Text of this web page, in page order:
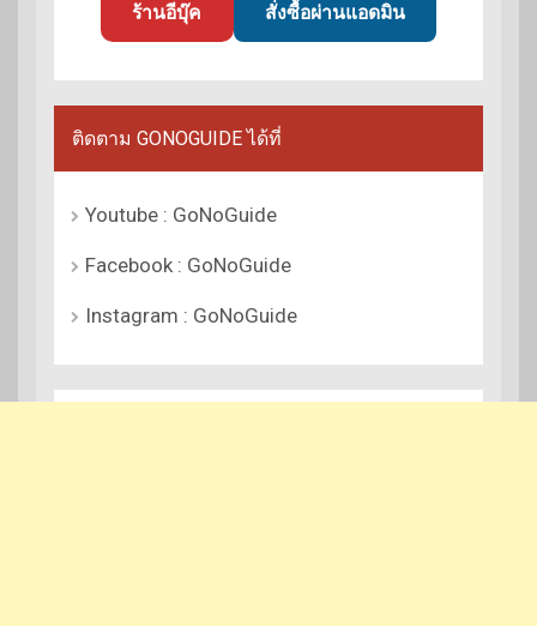
ร้านอีบุ๊ค สั่งซื้อผ่านแอดมิน
ติดตาม GONOGUIDE ได้ที่
Youtube : GoNoGuide
Facebook : GoNoGuide
Instagram : GoNoGuide